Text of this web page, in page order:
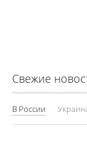
Свежие
В России